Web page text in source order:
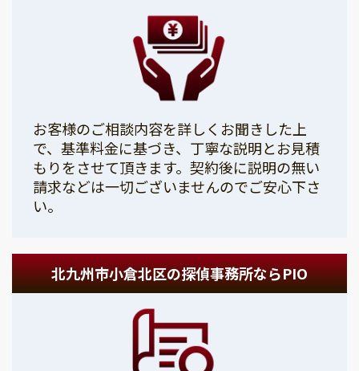
お客様のご相談内容を詳しくお聞きした上
で、基準料金に基づき、丁寧な説明とお見積
もりをさせて頂きます。契約後に説明の無い
請求などは一切ございませんのでご安心下さ
い。
北九州市小倉北区の探偵事務所ならPIO